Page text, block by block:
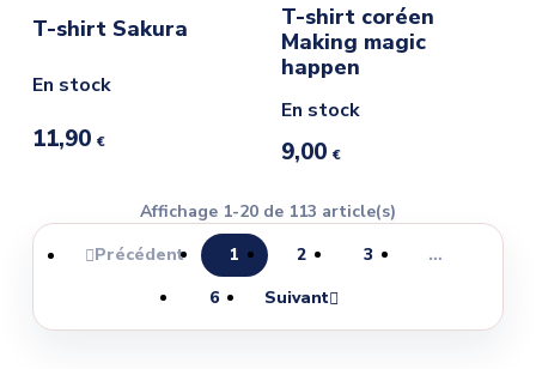
T-shirt Sakura
En stock
11,90 €
T-shirt coréen
Making magic
happen
En stock
9,00 €
Affichage 1-20 de 113 article(s)
Précédent 1 2 3
…
6
Suivant